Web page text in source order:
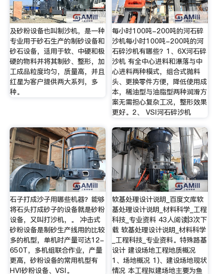
及砂粉设备也叫制沙机，是一种
专业用于砂石生产的制砂设备和
砂石设备，适用于软、中硬和极
硬的物料并将其制砂、整形，加
工成品粒度均匀，质量高，并且
红星为客户提供两大系列，多
种。
每小时100吨-200吨的河石碎
沙机每小时100吨-200吨的河
石碎沙机有哪些？1、6X河石碎
沙机 有全中心进料和瀑落与中
心进料两种模式，组合式抛料
头、更换零件方便，降低使用成
本，稀油型与油脂型两种润滑方
案无需担心复杂工况，整形效果
更好。2、 VSI河石碎沙机
石子打成沙子用哪些机器？能够
将石头打成砂子的设备就是砂粉
设备，又叫打沙机，。 冲击式
砂粉设备是制砂生产线用的比较
多的机型，单机时产量可达12-
650T，多机组联合作业，产量
更高，砂粉设备的常用机型有
HVI砂粉设备、VSI。
软基处理设计说明_百度文库软
基处理设计说明_材料科学_工程
科技_专业资料 43人阅读|3次下
载 软基处理设计说明_材料科学
_工程科技_专业资料。特殊路基
设计 建设场地工程地质概况
1、场地概况 1)、建设场地现状
情况 本工程拟建场地主要为鱼